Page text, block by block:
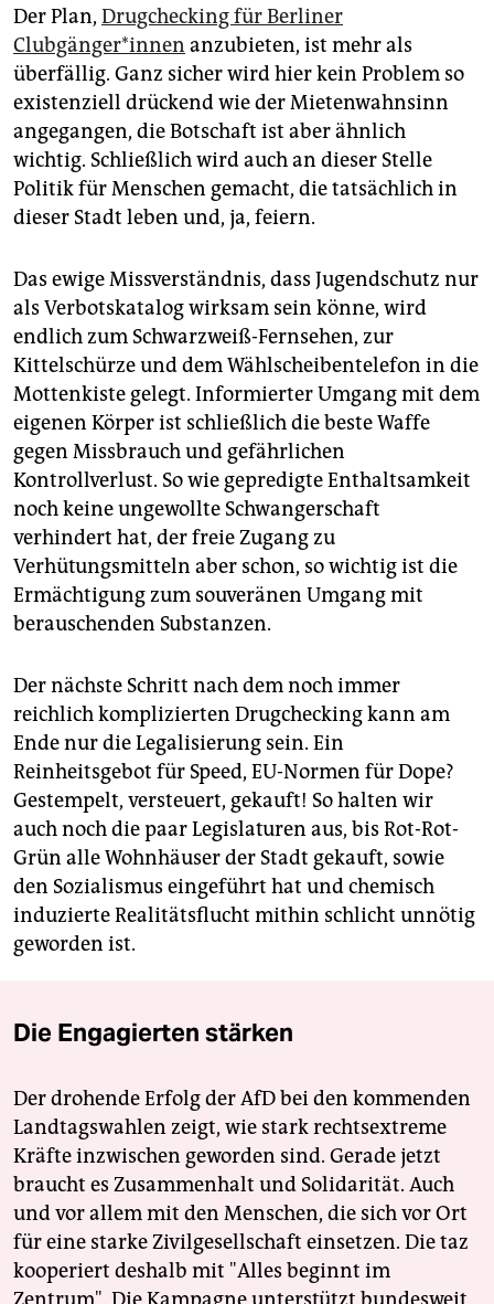
Der Plan, Drugchecking für Berliner
Clubgänger*innen anzubieten, ist mehr als
überfällig. Ganz sicher wird hier kein Problem so
existenziell drückend wie der Mietenwahnsinn
angegangen, die Botschaft ist aber ähnlich
wichtig. Schließlich wird auch an dieser Stelle
Politik für Menschen gemacht, die tatsächlich in
dieser Stadt leben und, ja, feiern.
Das ewige Missverständnis, dass Jugendschutz nur
als Verbotskatalog wirksam sein könne, wird
endlich zum Schwarzweiß-Fernsehen, zur
Kittelschürze und dem Wählscheibentelefon in die
Mottenkiste gelegt. Informierter Umgang mit dem
eigenen Körper ist schließlich die beste Waffe
gegen Missbrauch und gefährlichen
Kontrollverlust. So wie gepredigte Enthaltsamkeit
noch keine ungewollte Schwangerschaft
verhindert hat, der freie Zugang zu
Verhütungsmitteln aber schon, so wichtig ist die
Ermächtigung zum souveränen Umgang mit
berauschenden Substanzen.
Der nächste Schritt nach dem noch immer
reichlich komplizierten Drugchecking kann am
Ende nur die Legalisierung sein. Ein
Reinheitsgebot für Speed, EU-Normen für Dope?
Gestempelt, versteuert, gekauft! So halten wir
auch noch die paar Legislaturen aus, bis Rot-Rot-
Grün alle Wohnhäuser der Stadt gekauft, sowie
den Sozialismus eingeführt hat und chemisch
induzierte Realitätsflucht mithin schlicht unnötig
geworden ist.
Die Engagierten stärken
Der drohende Erfolg der AfD bei den kommenden
Landtagswahlen zeigt, wie stark rechtsextreme
Kräfte inzwischen geworden sind. Gerade jetzt
braucht es Zusammenhalt und Solidarität. Auch
und vor allem mit den Menschen, die sich vor Ort
für eine starke Zivilgesellschaft einsetzen. Die taz
kooperiert deshalb mit "Alles beginnt im